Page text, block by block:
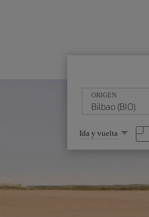
ORIGEN
Seleccione
una
opción
Ida y vuelta